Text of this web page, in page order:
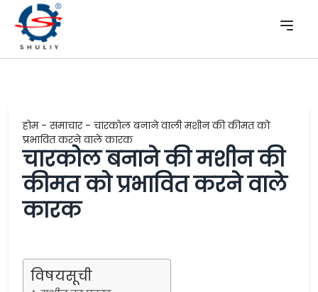
होम-समाचार- चारकोल बनाने वाली मशीन की कीमत को
प्रभावित करने वाले कारक
चारकोल बनाने की मशीन की
कीमत को प्रभावित करने वाले
कारक
विषयसूची